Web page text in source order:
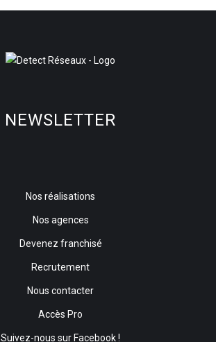
NEWSLETTER
Nos réalisations
Nos agences
Devenez franchisé
Recrutement
Nous contacter
Accès Pro
Suivez-nous sur Facebook !